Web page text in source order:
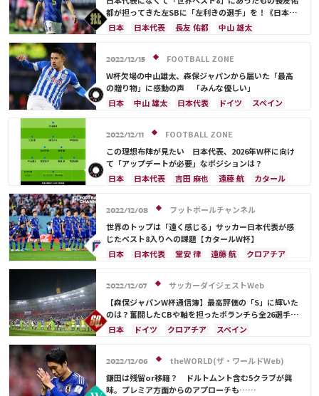
デンマーク
セルビア スペイン
オランダ
ポーランド
ポルトガル
エクアドル
カメルーン
モロッコ ウェールズ
カタール
サウジアラビア 中山 雄太
都が担ってきた左SBに「左利きの選手」を！《日本代
表現地ルポ》
日本 日本代表 長友 佑都
中山 雄太
ビニシウス・ジュニオー
クロアチア
イングランド
オランダ
ポルトガル
アルゼンチン
モロッコ
佐々木 翔
アクラフ・ハキミ
2022/12/15
FOOTBALL ZONE
W杯欠場の中山雄太、森保ジャパンから届いた「最高
の贈り物」に感動の声 「みんな優しい」
日本
中山 雄太 日本代表 ドイツ
スペイン
2022/12/11
FOOTBALL ZONE
この理想布陣が見たい 日本代表、2026年W杯に向け
て「アップデートが必要」なポジションは？
日本
日本代表 吉田 麻也 遠藤 航
カタール
長友 佑都
酒井 宏樹 クロアチア
イングランド
カナダ
メキシコ アメリカ
川島 永嗣
コスタリカ
権田 修一 佐々木 翔
山根 視来
中山 雄太
伊東 純也 守田 英正
三笘 薫
板倉 滉
堂安 律 前田 大然
冨安 健洋
伊藤 洋輝
町野 修斗
2022/12/08
フットボールチャンネル
世界のトップは「遠く感じる」サッカー日本代表が感
じたベスト8入りへの課題【カタールW杯】
日本
日本代表 堂安 律 遠藤 航
クロアチア
町野 修斗
カタール 谷 晃生
吉田 麻也
谷口 彰悟
久保 建英 酒井 宏樹
ドイツ
スペイン
フランス イングランド
オランダ
ブラジル
アルゼンチン 佐々木 翔
旗手 怜央
ルカ・モドリッチ
2022/12/07
サッカーダイジェストWeb
【森保ジャパンW杯通信簿】最高評価の「S」に輝いた
のは？奮闘したCBや軸を担ったボランチら全26選手を
査定
日本 ドイツ クロアチア
スペイン
三笘 薫
ベルギー イングランド
川島 永嗣
シュミット・ダニエル
谷 晃生
長友 佑都
守田 英正
田中 碧 堂安 律
前田 大然
2022/12/06
theWORLD(ザ・ワールドWeb)
鎌田は残留or移籍？ ドルトムント含む5クラブが興
味。プレミア方面からのアプローチも……